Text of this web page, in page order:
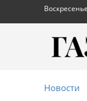
Новости